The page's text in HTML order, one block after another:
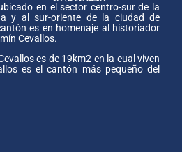
en el sector centro-sur de la
y al sur-oriente de la ciudad de
es en homenaje al historiador
Cevallos.
es de 19km2 en la cual viven
es el cantón más pequeño del